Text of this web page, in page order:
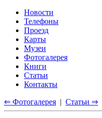
Новости
Телефоны
Проезд
Карты
Музеи
Фотогалерея
Книги
Статьи
Контакты
⇐ Фотогалерея | Статьи ⇒